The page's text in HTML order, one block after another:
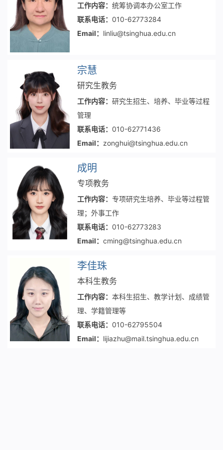
工作内容： 统筹协调本办公室工作
联系电话： 010-62773284
Email： linliu@tsinghua.edu.cn
宗慧
研究生教务
工作内容： 研究生招生、培养、毕业等过程
管理
联系电话： 010-62771436
Email： zonghui@tsinghua.edu.cn
成明
专项教务
工作内容： 专项研究生培养、毕业等过程管
理；外事工作
联系电话： 010-62773283
Email： cming@tsinghua.edu.cn
李佳珠
本科生教务
工作内容： 本科生招生、教学计划、成绩管
理、学籍管理等
联系电话： 010-62795504
Email： lijiazhu@mail.tsinghua.edu.cn